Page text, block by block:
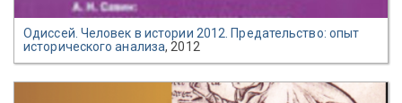
Одиссей. Человек в истории 2012. Предательство: опыт
исторического анализа, 2012